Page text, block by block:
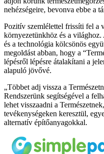
nehézségeire, bevonva ebbe a
Pozitív szemlélettel frissíti fel a
környezetünkhöz és a világhoz.
és a technológia kölcsönös
megoldást abban, hogy a
lépésről lépésre átalakítani a
alapuló jövővé.
„Többet adj vissza a
Rendszerünk segítségével a
lehet visszaadni a
tevékenységeken keresztül,
alternatív építőanyagokkal.